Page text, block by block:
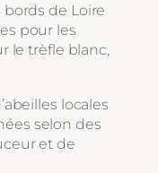
bords de Loire
pour les
le trèfle blanc,
locales
selon des
et de